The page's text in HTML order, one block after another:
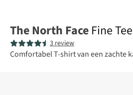
The North Face Fine
3 review
Comfortabel T-shirt van een zachte